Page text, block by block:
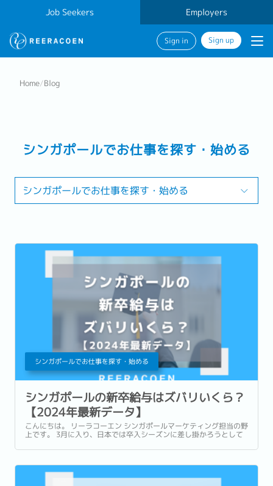
Job Seekers Employers
Sign in Sign up
Home/Blog
シンガポールでお仕事を探す・始める
シンガポールでお仕事を探す・始める
シンガポールでお仕事を探す・始める
シンガポールの新卒給与はズバリいくら？
【2024年最新データ】
こんにちは。 リーラコーエン シンガポールマーケティング担当の野
上です。 3月に入り、日本では卒入シーズンに差し掛かろうとして
いに期待や不安など、胸がいっぱいの時期かと思います。...